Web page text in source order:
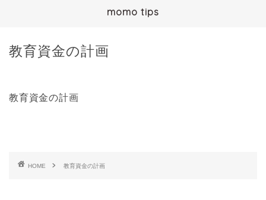
momo tips
教育資金の計画
教育資金の計画
HOME 教育資金の計画